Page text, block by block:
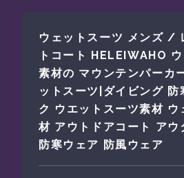
ウェットスーツ メンズ /
トコート HELEIWAHO
素材の マウンテンパーカ
ットスーツ|ダイビング 防
ク ウエットスーツ素材 ウ
材 アウトドアコート アウ
防寒ウェア 防風ウェア